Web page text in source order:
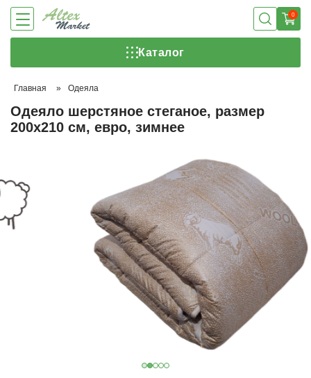
0
Каталог
Главная » Одеяла
Одеяло шерстяное стеганое, размер
200х210 см, евро, зимнее